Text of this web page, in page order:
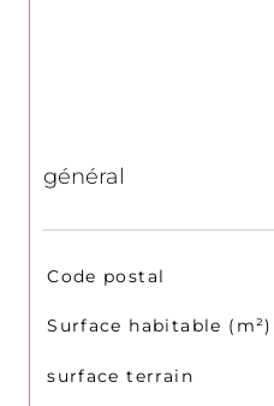
général
TRAD_SIROCCO_Caracteristique
Code postal
Surface habitable (m²)
surface terrain